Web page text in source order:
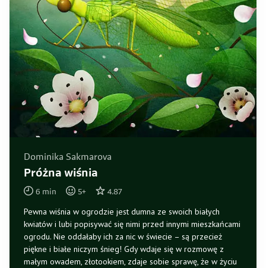
Dominika Sakmarova
Próżna wiśnia
6 min 5+ 4.87
Pewna wiśnia w ogrodzie jest dumna ze swoich białych
kwiatów i lubi popisywać się nimi przed innymi mieszkańcami
ogrodu. Nie oddałaby ich za nic w świecie – są przecież
piękne i białe niczym śnieg! Gdy wdaje się w rozmowę z
małym owadem, złotookiem, zdaje sobie sprawę, że w życiu